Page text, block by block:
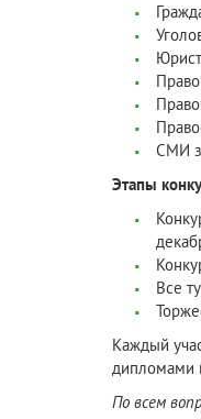
СМИ
Этапы
Все
Каждый
дипломами
По всем